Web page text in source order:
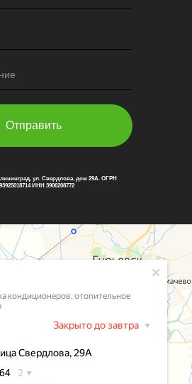
Отправить
ул. Свердлова, дом 29А. ОГРН
ИНН 3906208772